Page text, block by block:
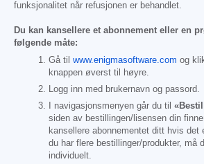
funksjonalitet når refusjonen er behandlet.
Du kan kansellere et abonnement eller en
følgende måte:
Gå til www.enigmasoftware.com og
knappen øverst til høyre.
Logg inn med brukernavn og passord.
I navigasjonsmenyen går du til
siden av bestillingen/lisensen din
kansellere abonnementet ditt hvis det
du har flere bestillinger/produkter, må
individuelt.